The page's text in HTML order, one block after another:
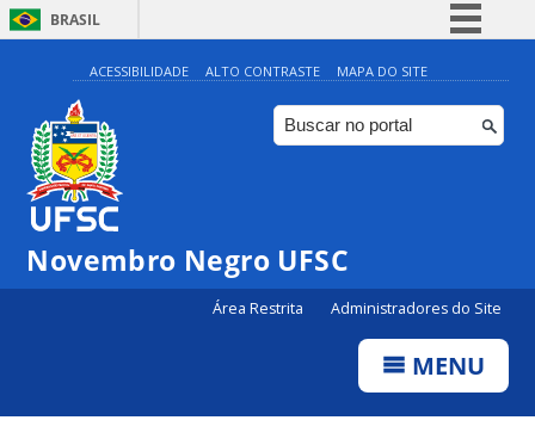
BRASIL
Simplifique!
Comunica BR
Participe
ACESSIBILIDADE ALTO CONTRASTE MAPA DO SITE
Novembro Negro UFSC
Área Restrita Administradores do Site
MENU